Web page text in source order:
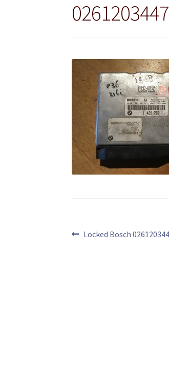
0261203447
Bericht
Vorig
Locked Bosch